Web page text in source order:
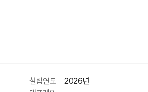
일 입사지원
심사 > 과제 전형 > 1차 면접 > 처우협의 > 입사